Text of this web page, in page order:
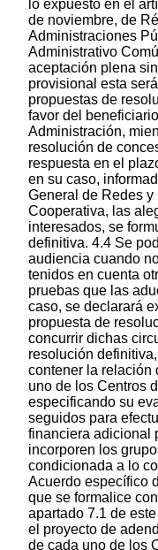
lo expuesto en el
de noviembre, de
Administraciones
Administrativo
aceptación plena
provisional esta
propuestas de
favor del
Administración,
resolución de
respuesta en el
en su caso,
General de Redes
Cooperativa, las
interesados, se
definitiva. 4.4 Se
audiencia cuando
tenidos en cuenta
pruebas que las
caso, se declarará
propuesta de
concurrir dichas
resolución
contener la relación
uno de los Centros
especificando su
seguidos para
financiera adicional
incorporen los
condicionada a lo
Acuerdo específico
que se formalice
apartado 7.1 de
el proyecto de
de cada uno de los